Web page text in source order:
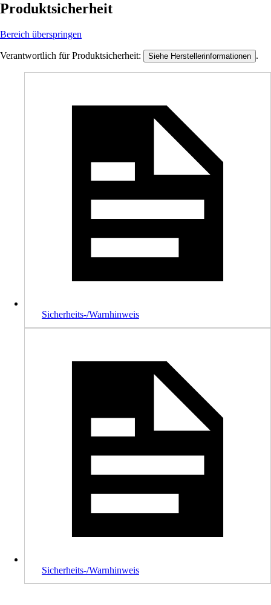
Produktsicherheit
Bereich überspringen
Verantwortlich für Produktsicherheit: Siehe Herstellerinformationen .
Sicherheits-/Warnhinweis
Sicherheits-/Warnhinweis